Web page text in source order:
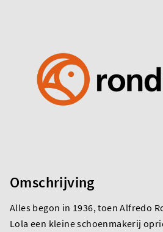
Omschrijving
Alles begon in 1936, toen Alfredo
Lola een kleine schoenmakerij